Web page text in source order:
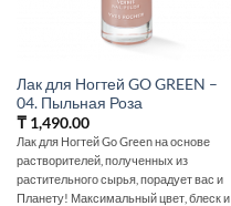
Лак для Ногтей GO GREEN –
04. Пыльная Роза
₸1,490.00
Лак для Ногтей Go Green на основе
растворителей, полученных из
растительного сырья, порадует вас и
Планету! Максимальный цвет, блеск и